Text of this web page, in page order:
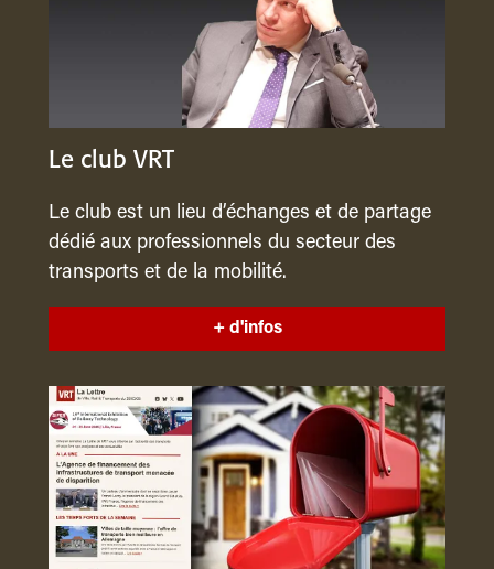
Le club VRT
Le club est un lieu d’échanges et de partage
dédié aux professionnels du secteur des
transports et de la mobilité.
+ d'infos